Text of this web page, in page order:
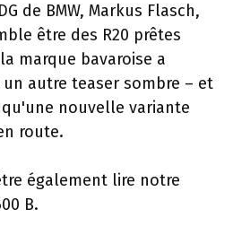
de BMW, Markus Flasch,
être des R20 prêtes
marque bavaroise a
autre teaser sombre – et
nouvelle variante
route.
également lire notre
B.